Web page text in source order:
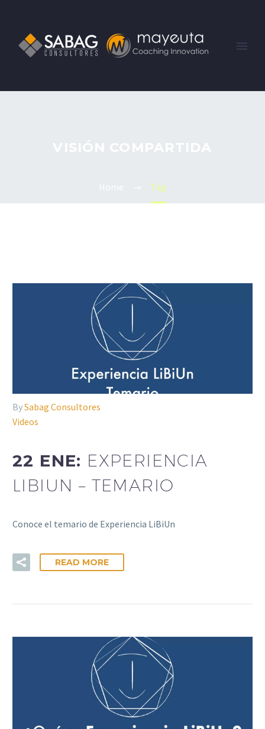
Tag
BySabag Consultores
Videos
22 ENE: EXPERIENCIA
LIBIUN – TEMARIO
Conoce el temario de Experiencia LiBiUn
READ MORE